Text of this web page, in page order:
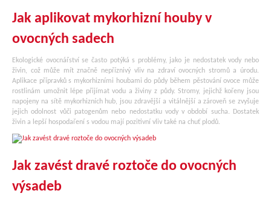
Jak aplikovat mykorhizní houby v
ovocných sadech
Ekologické ovocnářství se často potýká s problémy, jako je nedostatek vody nebo
živin, což může mít značně nepříznivý vliv na zdraví ovocných stromů a úrodu.
Aplikace přípravků s mykorhizními houbami do půdy během pěstování ovoce může
rostlinám umožnit lépe přijímat vodu a živiny z půdy. Stromy, jejichž kořeny jsou
napojeny na sítě mykorhizních hub, jsou zdravější a vitálnější a zároveň se zvyšuje
jejich odolnost vůči patogenům nebo nedostatku vody v období sucha. Dostatek
živin a lepší hospodaření s vodou mají pozitivní vliv také na chuť plodů.
Jak zavést dravé roztoče do ovocných
výsadeb